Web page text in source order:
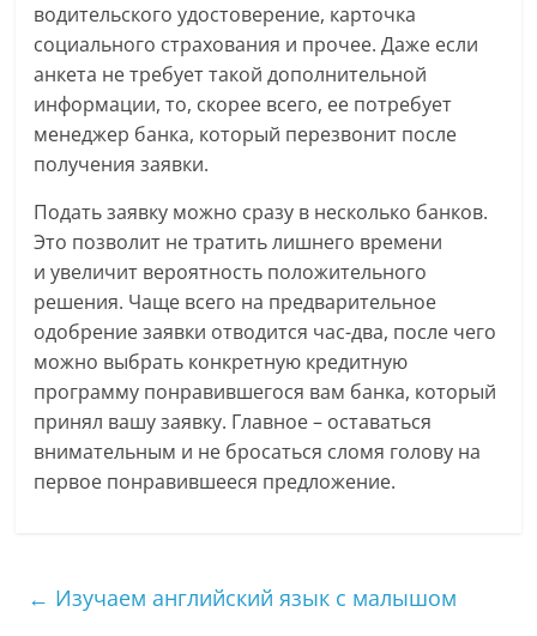
водительского удостоверение, карточка
социального страхования и прочее. Даже если
анкета не требует такой дополнительной
информации, то, скорее всего, ее потребует
менеджер банка, который перезвонит после
получения заявки.
Подать заявку можно сразу в несколько банков.
Это позволит не тратить лишнего времени
и увеличит вероятность положительного
решения. Чаще всего на предварительное
одобрение заявки отводится час-два, после чего
можно выбрать конкретную кредитную
программу понравившегося вам банка, который
принял вашу заявку. Главное – оставаться
внимательным и не бросаться сломя голову на
первое понравившееся предложение.
← Изучаем английский язык с малышом